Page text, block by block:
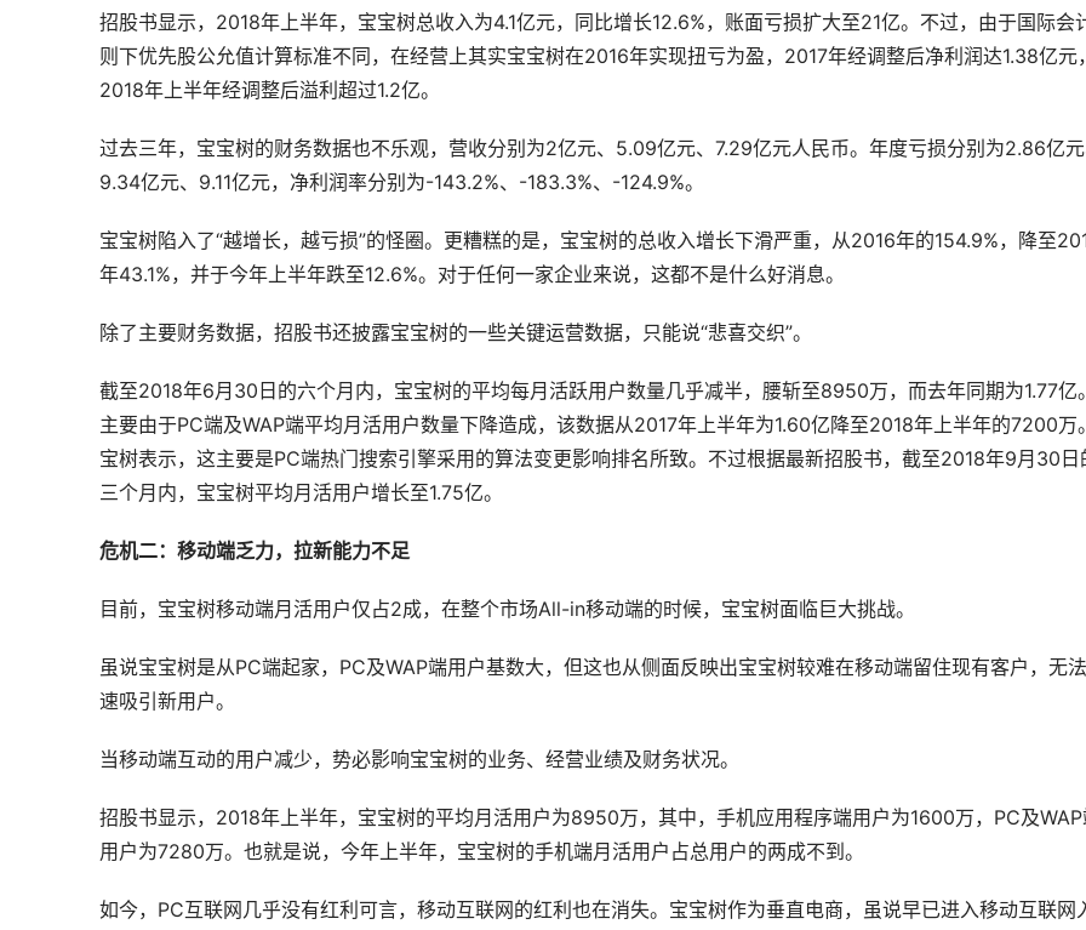
招股书显示，2018年上半年，宝宝树总收入为4.1亿元，同比增长12.6%，账面亏损扩大至21亿。不过，由于国际会
则下优先股公允值计算标准不同，在经营上其实宝宝树在2016年实现扭亏为盈，2017年经调整后净利润达1.38亿元，
2018年上半年经调整后溢利超过1.2亿。
过去三年，宝宝树的财务数据也不乐观，营收分别为2亿元、5.09亿元、7.29亿元人民币。年度亏损分别为2.86亿元
9.34亿元、9.11亿元，净利润率分别为-143.2%、-183.3%、-124.9%。
宝宝树陷入了“越增长，越亏损”的怪圈。更糟糕的是，宝宝树的总收入增长下滑严重，从2016年的154.9%，降至
年43.1%，并于今年上半年跌至12.6%。对于任何一家企业来说，这都不是什么好消息。
除了主要财务数据，招股书还披露宝宝树的一些关键运营数据，只能说“悲喜交织”。
截至2018年6月30日的六个月内，宝宝树的平均每月活跃用户数量几乎减半，腰斩至8950万，而去年同期为1.77亿
主要由于PC端及WAP端平均月活用户数量下降造成，该数据从2017年上半年为1.60亿降至2018年上半年的7200万
宝树表示，这主要是PC端热门搜索引擎采用的算法变更影响排名所致。不过根据最新招股书，截至2018年9月30日
三个月内，宝宝树平均月活用户增长至1.75亿。
危机二：移动端乏力，拉新能力不足
目前，宝宝树移动端月活用户仅占2成，在整个市场All-in移动端的时候，宝宝树面临巨大挑战。
虽说宝宝树是从PC端起家，PC及WAP端用户基数大，但这也从侧面反映出宝宝树较难在移动端留住现有客户，无
速吸引新用户。
当移动端互动的用户减少，势必影响宝宝树的业务、经营业绩及财务状况。
招股书显示，2018年上半年，宝宝树的平均月活用户为8950万，其中，手机应用程序端用户为1600万，PC及
用户为7280万。也就是说，今年上半年，宝宝树的手机端月活用户占总用户的两成不到。
如今，PC互联网几乎没有红利可言，移动互联网的红利也在消失。宝宝树作为垂直电商，虽说早已进入移动互联网